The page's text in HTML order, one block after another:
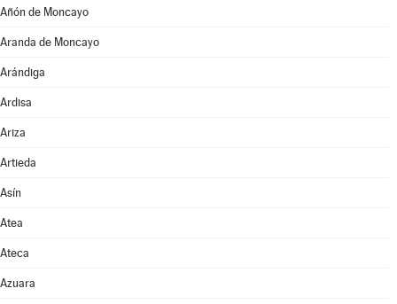
Añón de Moncayo
Aranda de Moncayo
Arándiga
Ardisa
Ariza
Artieda
Asín
Atea
Ateca
Azuara